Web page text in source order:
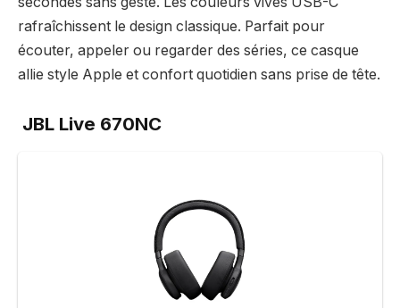
rafraîchissent le design classique. Parfait pour
écouter, appeler ou regarder des séries, ce casque
allie style Apple et confort quotidien sans prise de tête.
JBL Live 670NC